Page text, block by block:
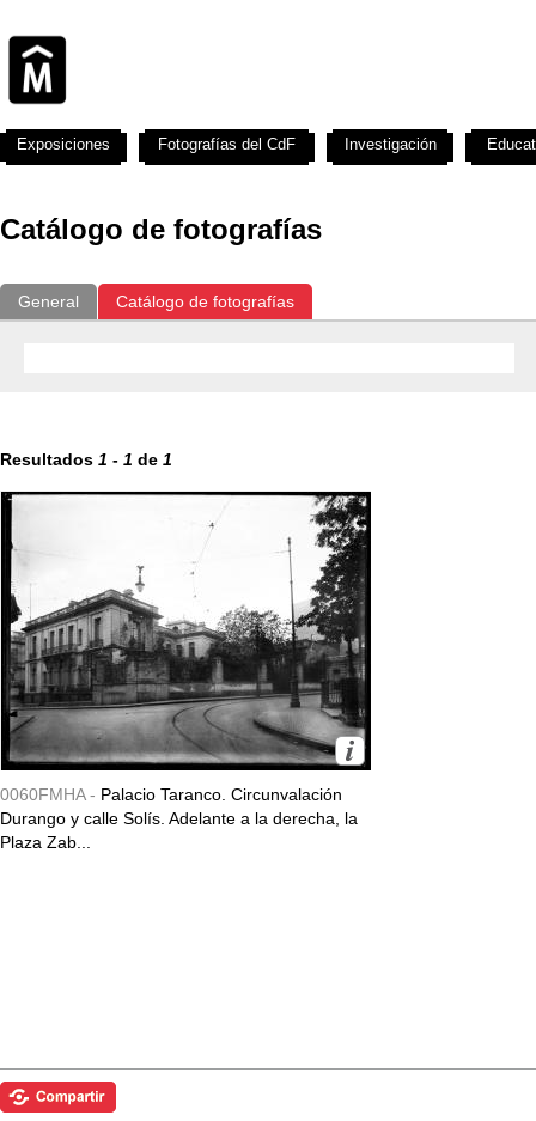
Catálogo de fotografías
General Catálogo de fotografías
Resultados 1 - 1 de 1
0060FMHA - Palacio Taranco. Circunvalación
Durango y calle Solís. Adelante a la derecha, la
Plaza Zab...
Exposiciones Fotografías del CdF Investigación